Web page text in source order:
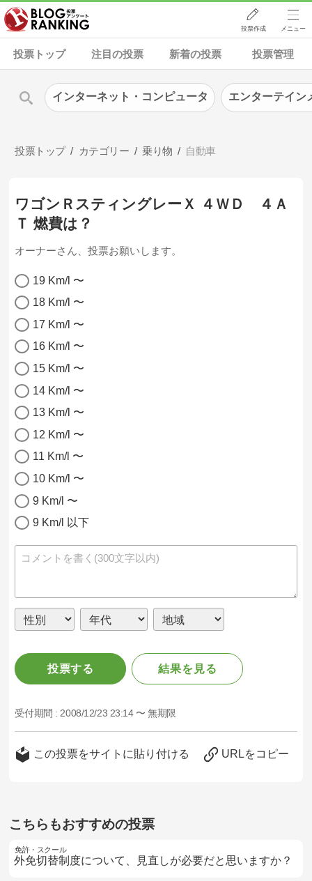
投票作成 メニュー
投票トップ 注目の投票 新着の投票 投票管理
投票トップ カテゴリー 乗り物 自動車
ワゴンＲスティングレーＸ ４ＷＤ ４Ａ
Ｔ 燃費は？
オーナーさん、投票お願いします。
19 Km/l 〜
18 Km/l 〜
17 Km/l 〜
16 Km/l 〜
15 Km/l 〜
14 Km/l 〜
13 Km/l 〜
12 Km/l 〜
11 Km/l 〜
10 Km/l 〜
9 Km/l 〜
9 Km/l 以下
投票する 結果を見る
受付期間 : 2008/12/23 23:14 〜 無期限
この投票をサイトに貼り付ける URLをコピー
こちらもおすすめの投票
免許・スクール
外免切替制度について、見直しが必要だと思いますか？
インターネット・コンピュータ エンターテイン